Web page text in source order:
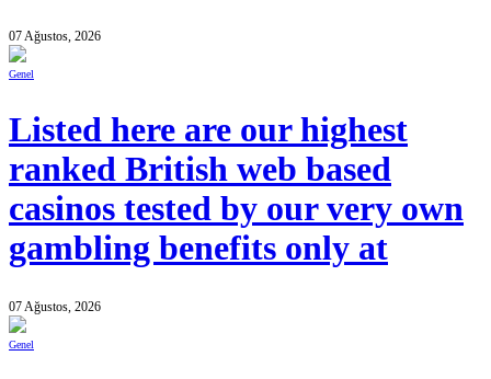
07 Ağustos, 2026
Genel
Listed here are our highest
ranked British web based
casinos tested by our very own
gambling benefits only at
07 Ağustos, 2026
Genel